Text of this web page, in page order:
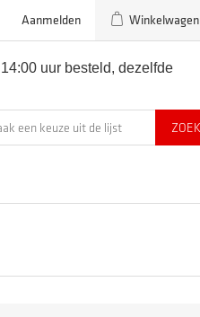
Aanmelden Winkelwagen
uur besteld, dezelfde